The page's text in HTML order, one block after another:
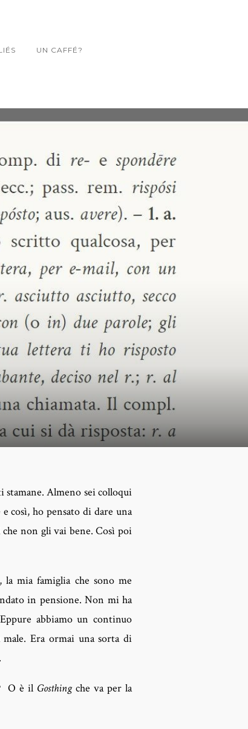
UN CAFFÉ?
stamane. Almeno sei colloqui
così, ho pensato di dare una
non gli vai bene. Così poi
mia famiglia che sono me
in pensione. Non mi ha
abbiamo un continuo
Era ormai una sorta di
O è il Gosthingche va per la